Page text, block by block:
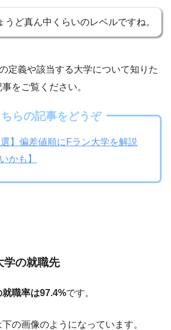
うど真ん中くらいのレベルですね。
定義や該当する大学について知りた
をご覧ください。
らの記事をどうぞ
選】偏差値順にFラン大学を解説
かも】
学の就職先
職率は97.4%です。
の画像のようになっています。